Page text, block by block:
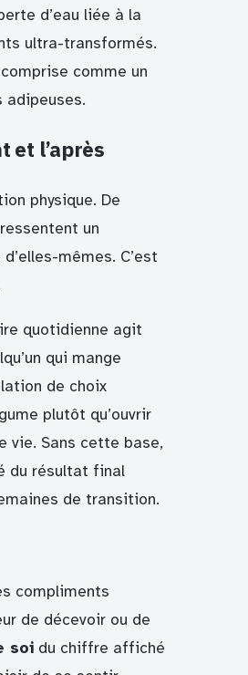
d’eau liée à la
ultra-transformés.
comme un
adipeuses.
et l’après
physique. De
un
mêmes. C’est
quotidienne agit
qui mange
de choix
plutôt qu’ouvrir
vie. Sans cette base,
du résultat final
de transition.
compliments
de décevoir ou de
soi du chiffre affiché